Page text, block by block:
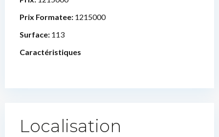
Prix Formatee: 1215000
Surface: 113
Caractéristiques
Localisation